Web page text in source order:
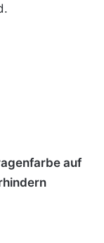
auf